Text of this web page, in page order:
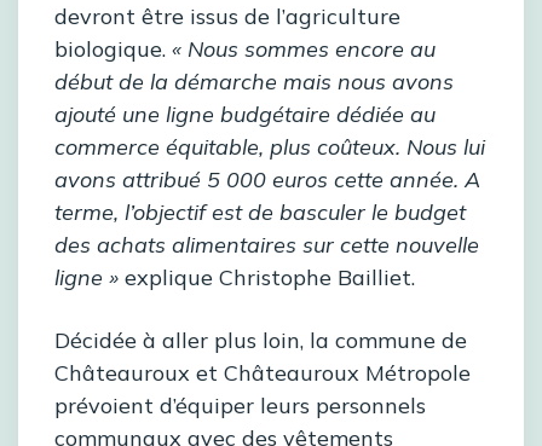
devront être issus de l’agriculture
biologique. « Nous sommes encore au
début de la démarche mais nous avons
ajouté une ligne budgétaire dédiée au
commerce équitable, plus coûteux. Nous lui
avons attribué 5 000 euros cette année. A
terme, l’objectif est de basculer le budget
des achats alimentaires sur cette nouvelle
ligne » explique Christophe Bailliet.
Décidée à aller plus loin, la commune de
Châteauroux et Châteauroux Métropole
prévoient d’équiper leurs personnels
communaux avec des vêtements